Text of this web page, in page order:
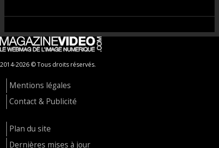
2014-2026 © Tous droits réservés.
Mentions légales
Contact & Publicité
Plan du site
Dernières mises à jour